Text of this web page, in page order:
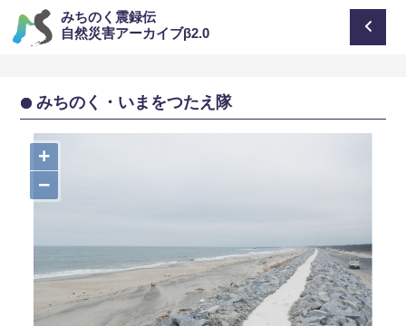
みちのく震録伝
自然災害アーカイブβ2.0
みちのく・いまをつたえ隊
+
−